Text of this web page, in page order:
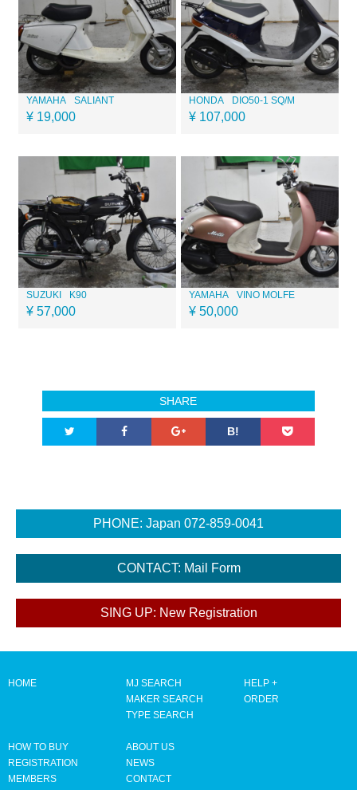
YAMAHA SALIANT
¥ 19,000
HONDA DIO50-1 SQ/M
¥ 107,000
SUZUKI K90
¥ 57,000
YAMAHA VINO MOLFE
¥ 50,000
SHARE
B!
HOME
MJ SEARCH
MAKER SEARCH
TYPE SEARCH
HELP +
ORDER
HOW TO BUY
REGISTRATION
MEMBERS
ABOUT US
NEWS
CONTACT